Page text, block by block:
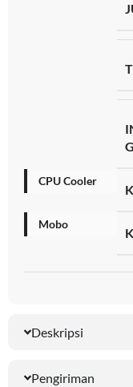
CPU Cooler
Mobo
Deskripsi
Pengiriman